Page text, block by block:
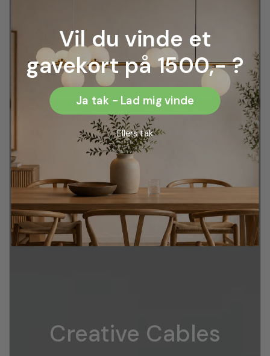
Creative Cables
Vil du vinde et
gavekort på 1500,- ?
Ja tak - Lad mig vinde
Ellers tak